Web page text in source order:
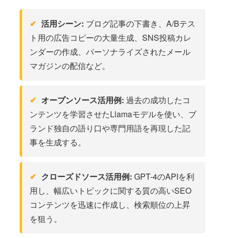
活用シーン: ブログ記事の下書き、A/Bテス
ト用の広告コピーの大量生成、SNS投稿カレ
ンダーの作成、パーソナライズされたメール
マガジンの配信など。
オープンソース活用例: 過去の成功したコ
ンテンツを学習させたLlamaモデルを使い、ブ
ランド独自の語り口や専門用語を再現した記
事を生成する。
クローズドソース活用例: GPT-4のAPIを利
用し、幅広いトピックに関する質の高いSEO
コンテンツを迅速に作成し、検索順位の上昇
を狙う。